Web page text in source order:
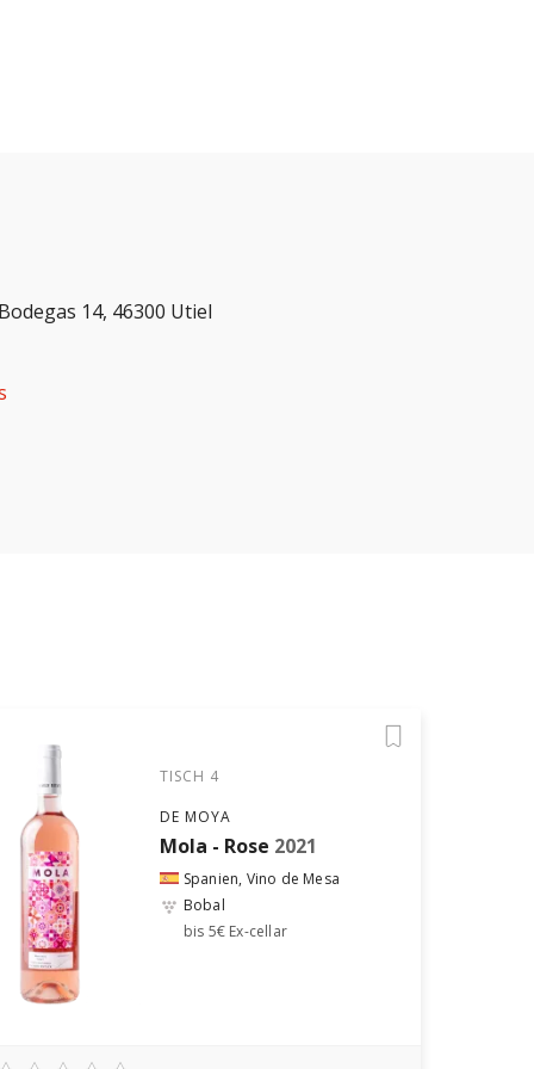
14, 46300 Utiel
TISCH 4
DE MOYA
Mola - Rose 2021
Spanien, Vino de Mesa
Bobal
bis 5€ Ex-cellar